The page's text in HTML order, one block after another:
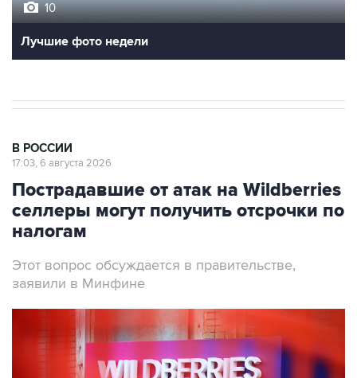
10
Лучшие фото недели
В РОССИИ
17:03, 6 августа 2026
Пострадавшие от атак на Wildberries
селлеры могут получить отсрочки по
налогам
Этот вопрос обсуждается в правительстве,
заявили в Минфине